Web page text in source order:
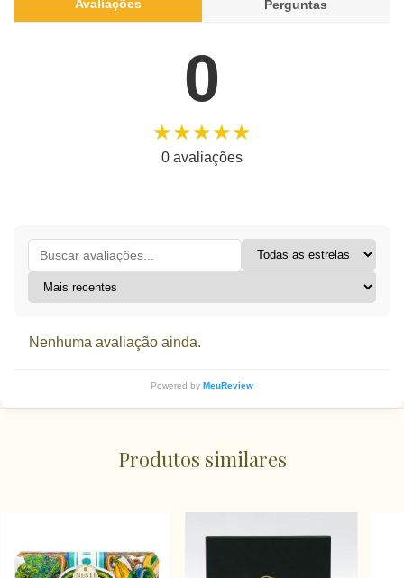
Avaliações Perguntas
0
★★★★★
0 avaliações
Nenhuma avaliação ainda.
Powered by MeuReview
Produtos similares